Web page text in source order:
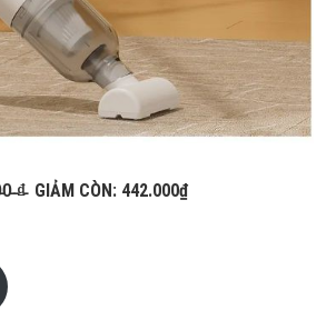
̵₫̵ GIẢM CÒN: 442.000₫